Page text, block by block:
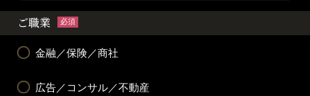
ご職業 必須
金融／保険／商社
広告／コンサル／不動産